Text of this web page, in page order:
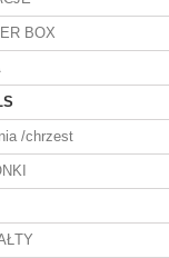
BOX
/chrzest